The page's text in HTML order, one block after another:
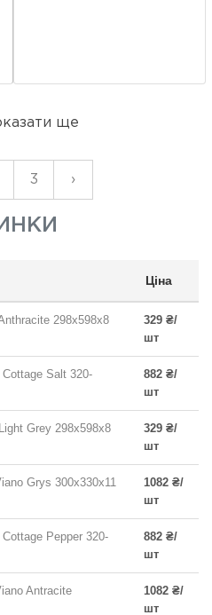
ще
3 ›
Ціна
298x598x8
329 ₴/
шт
Cottage Salt 320-
882 ₴/
шт
Grey 298x598x8
329 ₴/
шт
Grys 300x330x11
1082 ₴/
шт
Pepper 320-
882 ₴/
шт
Antracite
1082 ₴/
шт